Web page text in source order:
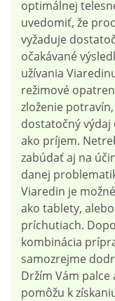
optimálnej
uvedomiť, že
vyžaduje
očakávané
užívania
režimové
zloženie
dostatočný výdaj
ako príjem.
zabúdať aj na
danej
Viaredin je
ako tablety,
príchutiach.
kombinácia
samozrejme
Držím Vám palce
pomôžu k